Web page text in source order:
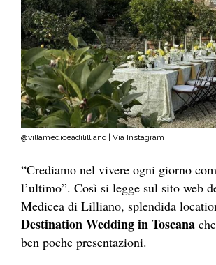
@villamediceadililliano | Via Instagram
“Crediamo nel vivere ogni giorno
l’ultimo”. Così si legge sul sito web
Medicea di Lilliano, splendida
Destination Wedding in Toscana
ben poche presentazioni.